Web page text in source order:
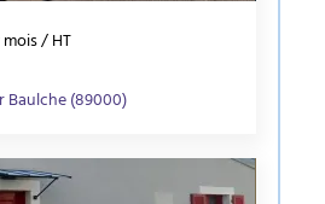
/ HT
Baulche (89000)